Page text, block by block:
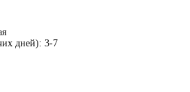
дней): 3-7